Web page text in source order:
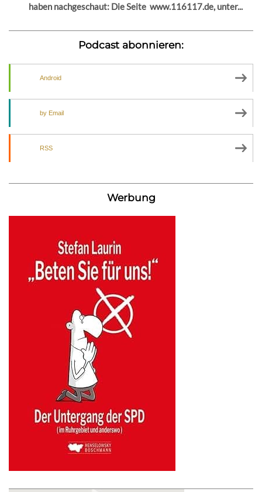
haben nachgeschaut: Die Seite www.116117.de, unter...
Podcast abonnieren:
Android
by Email
RSS
Werbung